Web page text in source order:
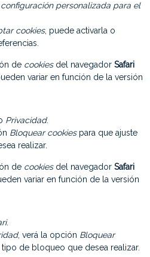
personalizada para el
cookies, puede activarla o
de cookiesdel navegador Safari
variar en función de la versión
Privacidad.
Bloquear cookiespara que ajuste
realizar.
de cookiesdel navegador Safari
variar en función de la versión
.
, verá la opción Bloquear
de bloqueo que desea realizar.